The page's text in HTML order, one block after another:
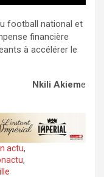
football national et
financière
à accélérer le
Nkili Akieme
actu,
,